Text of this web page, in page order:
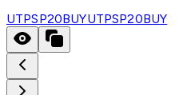
UTPSP20BUYUTPSP20BUY